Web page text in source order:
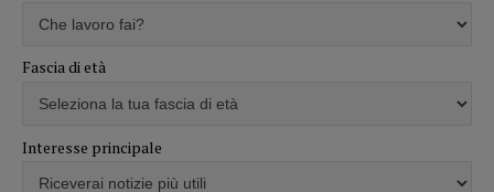
Fascia di età
Interesse principale